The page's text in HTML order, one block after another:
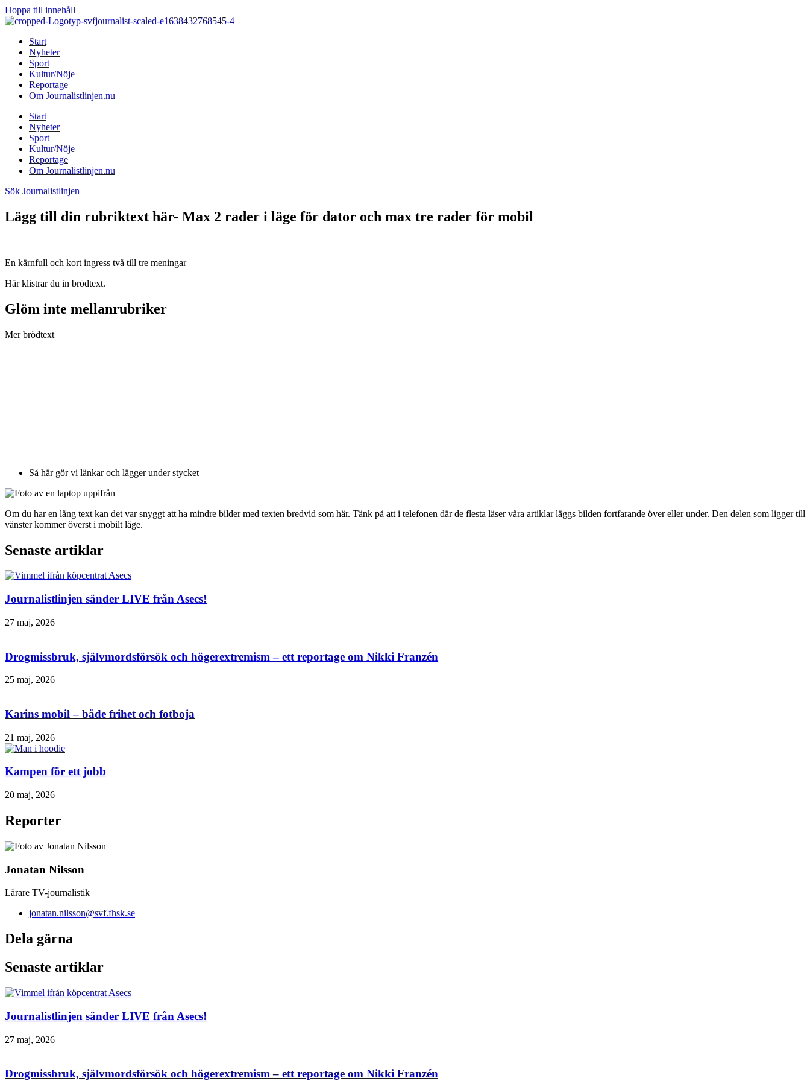
Hoppa till innehåll
Start
Nyheter
Sport
Kultur/Nöje
Reportage
Om Journalistlinjen.nu
Start
Nyheter
Sport
Kultur/Nöje
Reportage
Om Journalistlinjen.nu
Sök Journalistlinjen
Lägg till din rubriktext här- Max 2 rader i läge för dator och max tre rader för mobil
En kärnfull och kort ingress två till tre meningar
Här klistrar du in brödtext.
Glöm inte mellanrubriker
Mer brödtext
Så här gör vi länkar och lägger under stycket
Om du har en lång text kan det var snyggt att ha mindre bilder med texten bredvid som här. Tänk på att i telefonen där de flesta läser våra artiklar läggs bilden fortfarande över eller under. Den delen som ligger till
vänster kommer överst i mobilt läge.
Senaste artiklar
Journalistlinjen sänder LIVE från Asecs!
27 maj, 2026
Drogmissbruk, självmordsförsök och högerextremism – ett reportage om Nikki Franzén
25 maj, 2026
Karins mobil – både frihet och fotboja
21 maj, 2026
Kampen för ett jobb
20 maj, 2026
Reporter
Jonatan Nilsson
Lärare TV-journalistik
jonatan.nilsson@svf.fhsk.se
Dela gärna
Senaste artiklar
Journalistlinjen sänder LIVE från Asecs!
27 maj, 2026
Drogmissbruk, självmordsförsök och högerextremism – ett reportage om Nikki Franzén